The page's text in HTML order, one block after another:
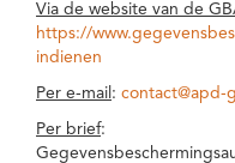
Via de website van de
https://
indienen
Per e-mail : contact@apd-
Per brief: